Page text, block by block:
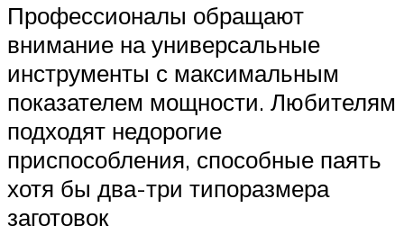
Профессионалы обращают
внимание на универсальные
инструменты с максимальным
показателем мощности. Любителям
подходят недорогие
приспособления, способные паять
хотя бы два-три типоразмера
заготовок